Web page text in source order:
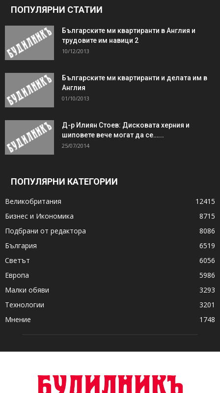
ПОПУЛЯРНИ СТАТИИ
Българските ми квартиранти в Англия и
трудовите им навици 2
10/12/2013
Българските ми квартиранти и делата им в
Англия
01/10/2013
Д-р Илиян Стоев: Дисковата херния и
шиповете вече могат да се…...
25/07/2014
ПОПУЛЯРНИ КАТЕГОРИИ
Великобритания
12415
Бизнес и Икономика
8715
Подбрани от редактора
8086
България
6519
Светът
6056
Европа
5986
Малки обяви
3293
Технологии
3201
Мнение
1748